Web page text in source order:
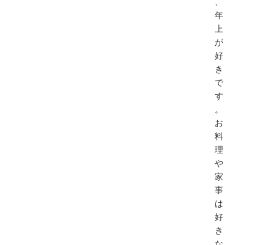
年
上
が
好
き
で
す
。
お
料
理
や
家
事
は
好
き